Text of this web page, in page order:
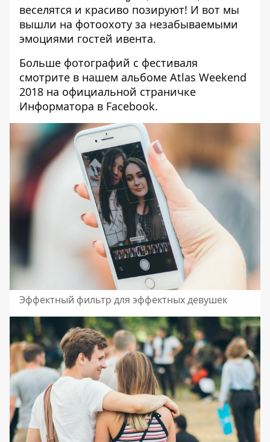
веселятся и красиво позируют! И вот мы
вышли на фотоохоту за незабываемыми
эмоциями гостей ивента.
Больше фотографий с фестиваля
смотрите в нашем альбоме Atlas Weekend
2018 на официальной страничке
Информатора в Facebook.
Эффектный фильтр для эффектных девушек